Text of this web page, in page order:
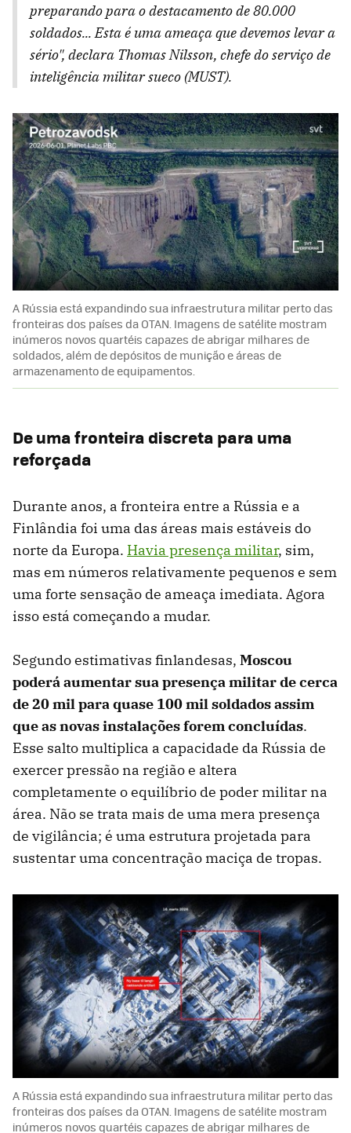
preparando para o destacamento de 80.000
soldados... Esta é uma ameaça que devemos levar a
sério", declara Thomas Nilsson, chefe do serviço de
inteligência militar sueco (MUST).
A Rússia está expandindo sua infraestrutura militar perto das
fronteiras dos países da OTAN. Imagens de satélite mostram
inúmeros novos quartéis capazes de abrigar milhares de
soldados, além de depósitos de munição e áreas de
armazenamento de equipamentos.
De uma fronteira discreta para uma
reforçada
Durante anos, a fronteira entre a Rússia e a
Finlândia foi uma das áreas mais estáveis ​​do
norte da Europa. Havia presença militar, sim,
mas em números relativamente pequenos e sem
uma forte sensação de ameaça imediata. Agora
isso está começando a mudar.
Segundo estimativas finlandesas, Moscou
poderá aumentar sua presença militar de cerca
de 20 mil para quase 100 mil soldados assim
que as novas instalações forem concluídas.
Esse salto multiplica a capacidade da Rússia de
exercer pressão na região e altera
completamente o equilíbrio de poder militar na
área. Não se trata mais de uma mera presença
de vigilância; é uma estrutura projetada para
sustentar uma concentração maciça de tropas.
A Rússia está expandindo sua infraestrutura militar perto das
fronteiras dos países da OTAN. Imagens de satélite mostram
inúmeros novos quartéis capazes de abrigar milhares de